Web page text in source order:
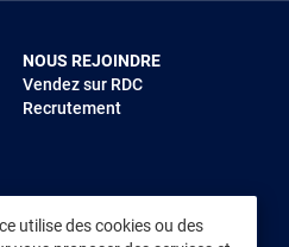
utilise des cookies ou des
NOUS REJOINDRE
Vendez sur RDC
Recrutement